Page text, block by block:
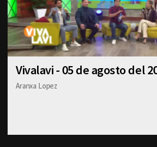
Vivalavi - 05 de agosto del
Aranxa Lopez